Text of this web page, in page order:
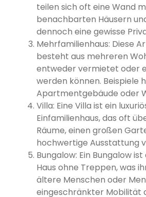
teilen sich oft eine Wand
benachbarten Häusern
dennoch eine gewisse
Mehrfamilienhaus: Diese
besteht aus mehreren
entweder vermietet oder
werden können. Beispiele
Apartmentgebäude oder
Villa: Eine Villa ist ein
Einfamilienhaus, das oft
Räume, einen großen
hochwertige Ausstattung
Bungalow: Ein Bungalow
Haus ohne Treppen, was
ältere Menschen oder
eingeschränkter Mobilität